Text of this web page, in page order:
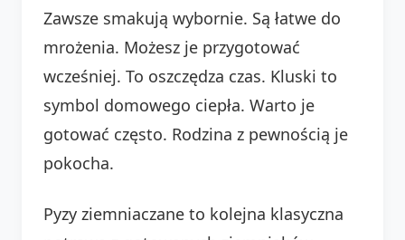
Zawsze smakują wybornie. Są łatwe do
mrożenia. Możesz je przygotować
wcześniej. To oszczędza czas. Kluski to
symbol domowego ciepła. Warto je
gotować często. Rodzina z pewnością je
pokocha.
Pyzy ziemniaczane to kolejna klasyczna